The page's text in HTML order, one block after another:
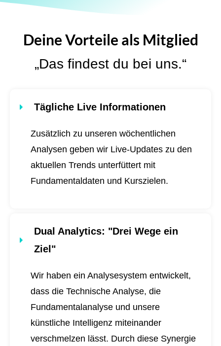
Deine Vorteile als Mitglied
„Das findest du bei uns.“
Tägliche Live Informationen
Zusätzlich zu unseren wöchentlichen
Analysen geben wir Live-Updates zu den
aktuellen Trends unterfüttert mit
Fundamentaldaten und Kurszielen.
Dual Analytics: "Drei Wege ein
Ziel"
Wir haben ein Analysesystem entwickelt,
dass die Technische Analyse, die
Fundamentalanalyse und unsere
künstliche Intelligenz miteinander
verschmelzen lässt. Durch diese Synergie